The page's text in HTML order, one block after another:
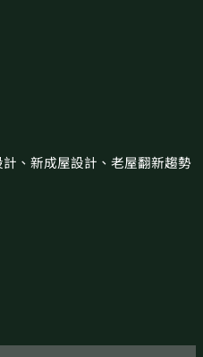
、新成屋設計、老屋翻新趨勢